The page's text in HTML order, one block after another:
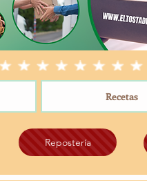
Recetas
Repostería